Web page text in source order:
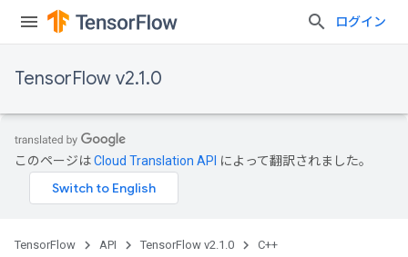
ログイン
TensorFlow v2.1.0
このページはCloud Translation API によって翻訳されました。
TensorFlow API TensorFlow v2.1.0 C++